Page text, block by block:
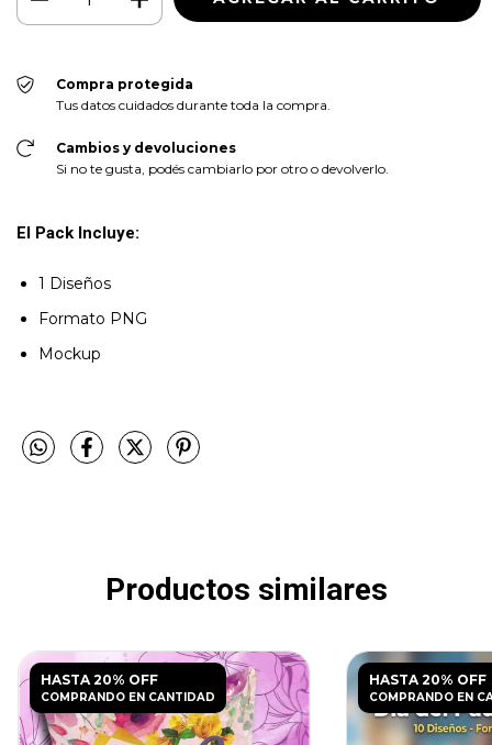
Compra protegida
Tus datos cuidados durante toda la compra.
Cambios y devoluciones
Si no te gusta, podés cambiarlo por otro o devolverlo.
El Pack Incluye:
1 Diseños
Formato PNG
Mockup
Productos similares
HASTA 20% OFF
COMPRANDO EN CANTIDAD
HASTA 20% OFF
COMPRANDO EN